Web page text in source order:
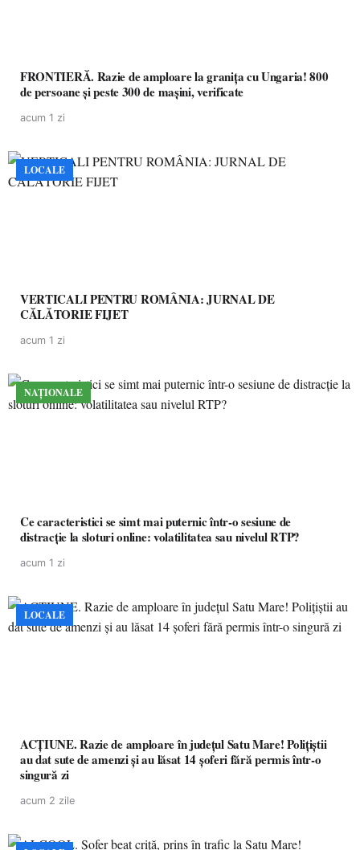
FRONTIERĂ. Razie de amploare la granița cu Ungaria! 800
de persoane și peste 300 de mașini, verificate
acum 1 zi
LOCALE
VERTICALI PENTRU ROMÂNIA: JURNAL DE
CĂLĂTORIE FIJET
acum 1 zi
NAȚIONALE
Ce caracteristici se simt mai puternic într-o sesiune de
distracție la sloturi online: volatilitatea sau nivelul RTP?
acum 1 zi
LOCALE
ACȚIUNE. Razie de amploare în județul Satu Mare! Polițiștii
au dat sute de amenzi și au lăsat 14 șoferi fără permis într-o
singură zi
acum 2 zile